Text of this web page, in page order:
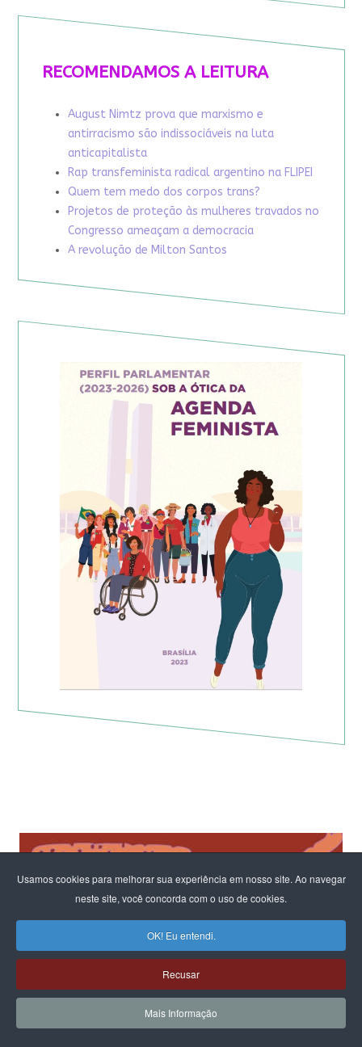
Usamos cookies para melhorar sua experiência em nosso site. Ao navegar
neste site, você concorda com o uso de cookies.
OK! Eu entendi.
Recusar
Mais Informação
RECOMENDAMOS A LEITURA
August Nimtz prova que marxismo e
antirracismo são indissociáveis na luta
anticapitalista
Rap transfeminista radical argentino na FLIPEI
Quem tem medo dos corpos trans?
Projetos de proteção às mulheres travados no
Congresso ameaçam a democracia
A revolução de Milton Santos